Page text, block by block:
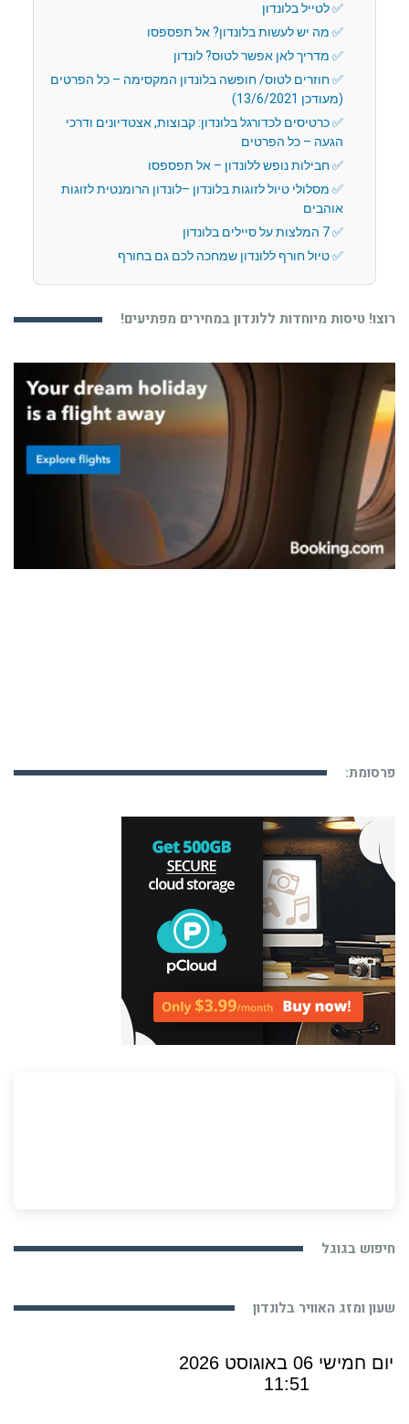
לטייל בלונדון
מה יש לעשות בלונדון? אל תפספסו
מדריך לאן אפשר לטוס? לונדון
חוזרים לטוס/ חופשה בלונדון המקסימה – כל הפרטים
(מעודכן 13/6/2021)
כרטיסים לכדורגל בלונדון: קבוצות, אצטדיונים ודרכי
הגעה – כל הפרטים
חבילות נופש ללונדון – אל תפספסו
מסלולי טיול לזוגות בלונדון –לונדון הרומנטית לזוגות
אוהבים
7 המלצות על סיילים בלונדון
טיול חורף ללונדון שמחכה לכם גם בחורף
רוצו! טיסות מיוחדות ללונדון במחירים מפתיעים!
פרסומת:
חיפוש בגוגל
שעון ומזג האוויר בלונדון